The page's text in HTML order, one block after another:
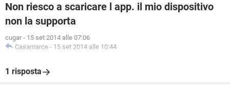
Non riesco a scaricare l app. il mio dispositivo
non la supporta
cugar - 15 set 2014 alle 07:06
Casamarce - 15 set 2014 alle 10:44
1 risposta